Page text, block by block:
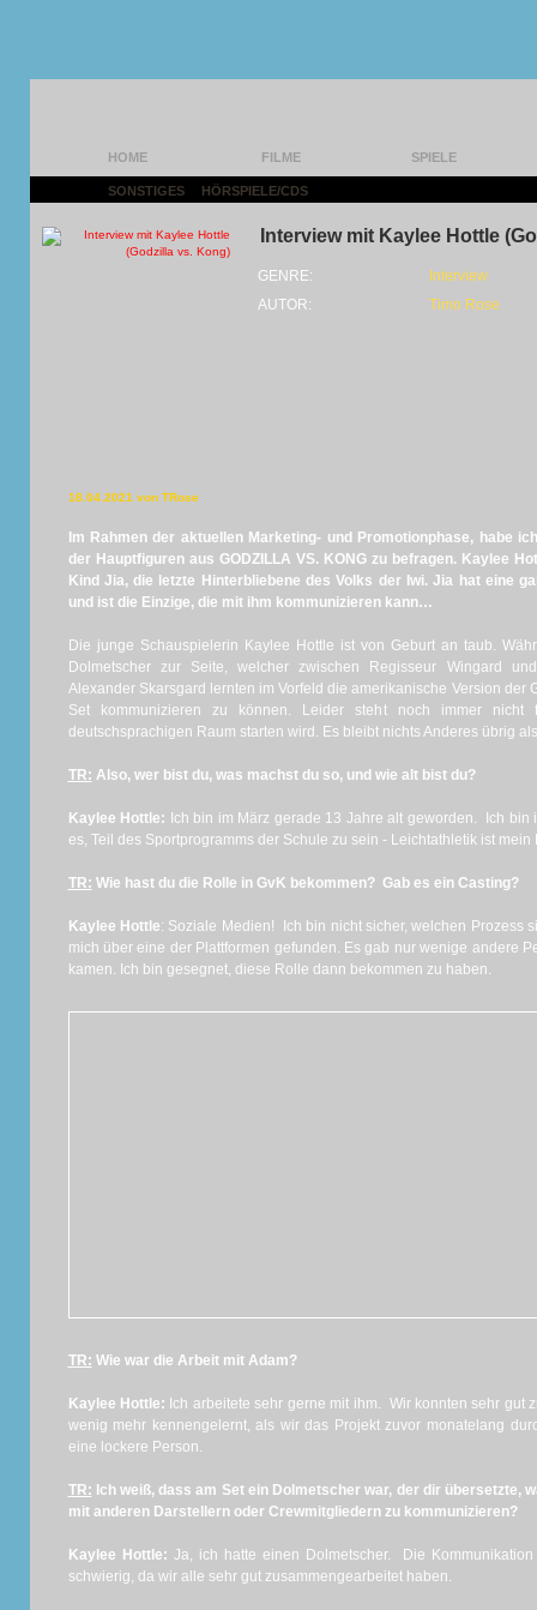
HOME FILME SPIELE
SONSTIGES HÖRSPIELE/CDS
Interview mit Kaylee Hottle
GENRE:
Interview
AUTOR:
Timo Rose
18.04.2021 von TRose
Im Rahmen der aktuellen Marketing- und Promotionphase, habe
der Hauptfiguren aus GODZILLA VS. KONG zu befragen. Kaylee
Kind Jia, die letzte Hinterbliebene des Volks der Iwi. Jia hat eine
und ist die Einzige, die mit ihm kommunizieren kann…
Die junge Schauspielerin Kaylee Hottle ist von Geburt an taub.
Dolmetscher zur Seite, welcher zwischen Regisseur Wingard
Alexander Skarsgard lernten im Vorfeld die amerikanische Version der
Set kommunizieren zu können. Leider steht noch immer
deutschsprachigen Raum starten wird. Es bleibt nichts Anderes übrig
TR: Also, wer bist du, was machst du so, und wie alt bist du?
Kaylee Hottle: Ich bin im März gerade 13 Jahre alt geworden. Ich
es, Teil des Sportprogramms der Schule zu sein - Leichtathletik ist mein
TR: Wie hast du die Rolle in GvK bekommen? Gab es ein Casting?
Kaylee Hottle: Soziale Medien! Ich bin nicht sicher, welchen Prozess
mich über eine der Plattformen gefunden. Es gab nur wenige andere
kamen. Ich bin gesegnet, diese Rolle dann bekommen zu haben.
TR: Wie war die Arbeit mit Adam?
Kaylee Hottle: Ich arbeitete sehr gerne mit ihm. Wir konnten sehr gut
wenig mehr kennengelernt, als wir das Projekt zuvor monatelang
eine lockere Person.
TR: Ich weiß, dass am Set ein Dolmetscher war, der dir übersetzte,
mit anderen Darstellern oder Crewmitgliedern zu kommunizieren?
Kaylee Hottle: Ja, ich hatte einen Dolmetscher. Die
schwierig, da wir alle sehr gut zusammengearbeitet haben.